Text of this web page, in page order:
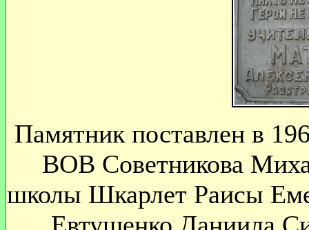
Памятник поставлен в
ВОВ Советникова
школы Шкарлет Раисы